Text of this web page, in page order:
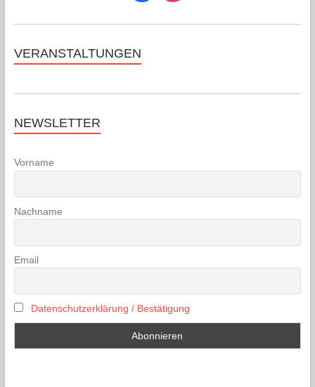
VERANSTALTUNGEN
NEWSLETTER
Vorname
Nachname
Email
Datenschutzerklärung / Bestätigung